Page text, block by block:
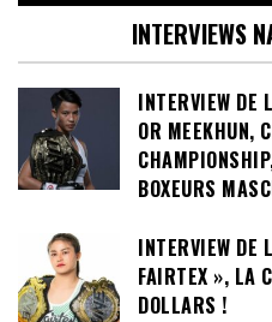
INTERVIEWS
INTERVIEW DE
OR MEEKHUN,
INTERVIEW DE
FAIRTEX », LA